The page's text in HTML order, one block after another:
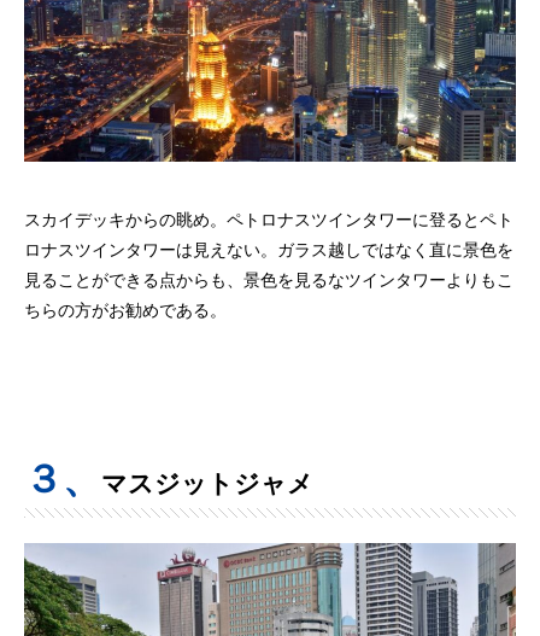
スカイデッキからの眺め。ペトロナスツインタワーに登るとペト
ロナスツインタワーは見えない。ガラス越しではなく直に景色を
見ることができる点からも、景色を見るなツインタワーよりもこ
ちらの方がお勧めである。
３、 マスジットジャメ